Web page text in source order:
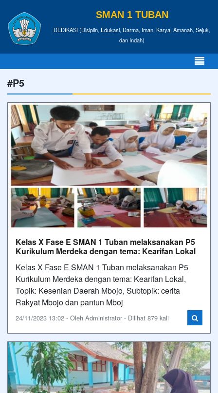
SMAN 1 TUBAN
DEDIKASI (Disiplin, Edukasi, Darma, Iman, Karya, Amanah, Sejuk,
dan Indah)
#P5
Kelas X Fase E SMAN 1 Tuban melaksanakan P5
Kurikulum Merdeka dengan tema: Kearifan Lokal
Kelas X Fase E SMAN 1 Tuban melaksanakan P5
Kurikulum Merdeka dengan tema: Kearifan Lokal,
Topik: Kesenian Daerah Mbojo, Subtopik: cerita
Rakyat Mbojo dan pantun Mboj
24/11/2023 13:02 - Oleh Administrator - Dilihat 879 kali